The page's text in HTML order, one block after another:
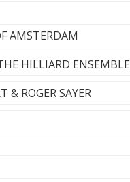
AMSTERDAM
HILLIARD ENSEMBLE
& ROGER SAYER